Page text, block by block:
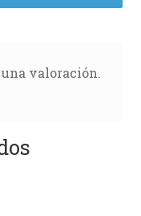
valoración.